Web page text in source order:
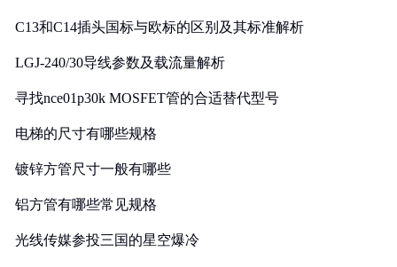
C13和C14插头国标与欧标的区别及其标准解析
LGJ-240/30导线参数及载流量解析
寻找nce01p30k MOSFET管的合适替代型号
电梯的尺寸有哪些规格
镀锌方管尺寸一般有哪些
铝方管有哪些常见规格
光线传媒参投三国的星空爆冷